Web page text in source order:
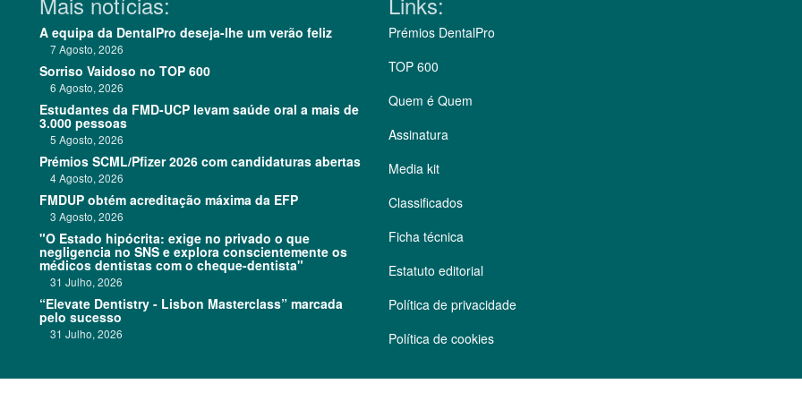
A equipa da DentalPro deseja-lhe um verão feliz
7 Agosto, 2026
Sorriso Vaidoso no TOP 600
6 Agosto, 2026
Estudantes da FMD-UCP levam saúde oral a mais de
3.000 pessoas
5 Agosto, 2026
Prémios SCML/Pfizer 2026 com candidaturas abertas
4 Agosto, 2026
FMDUP obtém acreditação máxima da EFP
3 Agosto, 2026
"O Estado hipócrita: exige no privado o que
negligencia no SNS e explora conscientemente os
médicos dentistas com o cheque-dentista"
31 Julho, 2026
“Elevate Dentistry - Lisbon Masterclass” marcada
pelo sucesso
31 Julho, 2026
Prémios DentalPro
TOP 600
Quem é Quem
Assinatura
Media kit
Classificados
Ficha técnica
Estatuto editorial
Política de privacidade
Política de cookies